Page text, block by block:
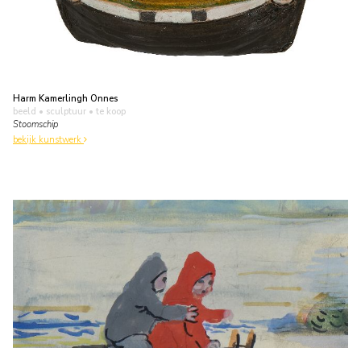
Harm Kamerlingh Onnes
beeld • sculptuur • te koop
Stoomschip
bekijk kunstwerk